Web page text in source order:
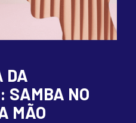
DA
SAMBA NO
MÃO